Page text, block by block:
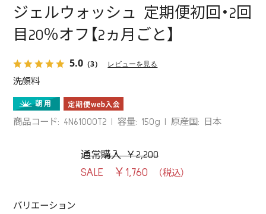
ジェルウォッシュ 定期便初回・2回
目20％オフ【2ヵ月ごと】
5.0 （3） レビューを見る
洗顔料
商品コード: 4N61000T2 容量: 150g 原産国: 日本
通常購入 ￥2,200
￥1,760
バリエーション